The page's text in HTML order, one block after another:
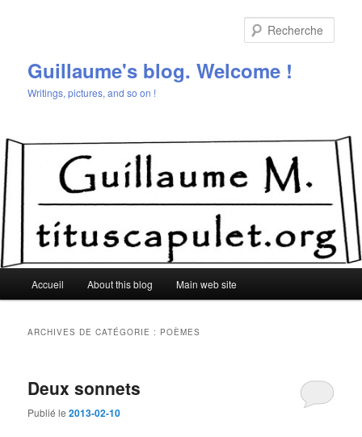
Guillaume's blog. Welcome !
Writings, pictures, and so on !
principal
Accueil About this blog Main web site
ARCHIVES DE CATÉGORIE : POÈMES
Deux sonnets
Publié le2013-02-10